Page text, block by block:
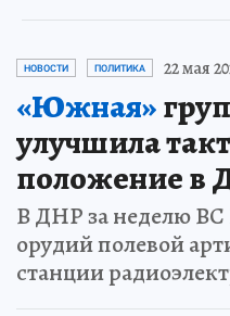
НОВОСТИ ПОЛИТИКА 22 мая
«Южная»
улучшила
положение в
В ДНР за неделю
орудий полевой
станции